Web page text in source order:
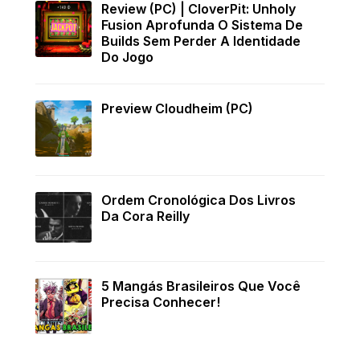
Review (PC) | CloverPit: Unholy
Fusion Aprofunda O Sistema De
Builds Sem Perder A Identidade
Do Jogo
Preview Cloudheim (PC)
Ordem Cronológica Dos Livros
Da Cora Reilly
5 Mangás Brasileiros Que Você
Precisa Conhecer!